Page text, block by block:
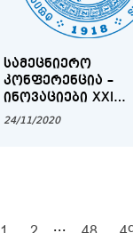
ᲡᲐᲛᲔᲪᲜᲘᲔᲠᲝ
ᲙᲝᲜᲤᲔᲠᲔᲜᲪᲘᲐ –
ᲘᲜᲝᲕᲐᲪᲘᲔᲑᲘ XXI
ᲡᲐᲣᲙᲣᲜᲘᲡ ᲥᲐᲠᲗᲣᲚ
24/11/2020
...